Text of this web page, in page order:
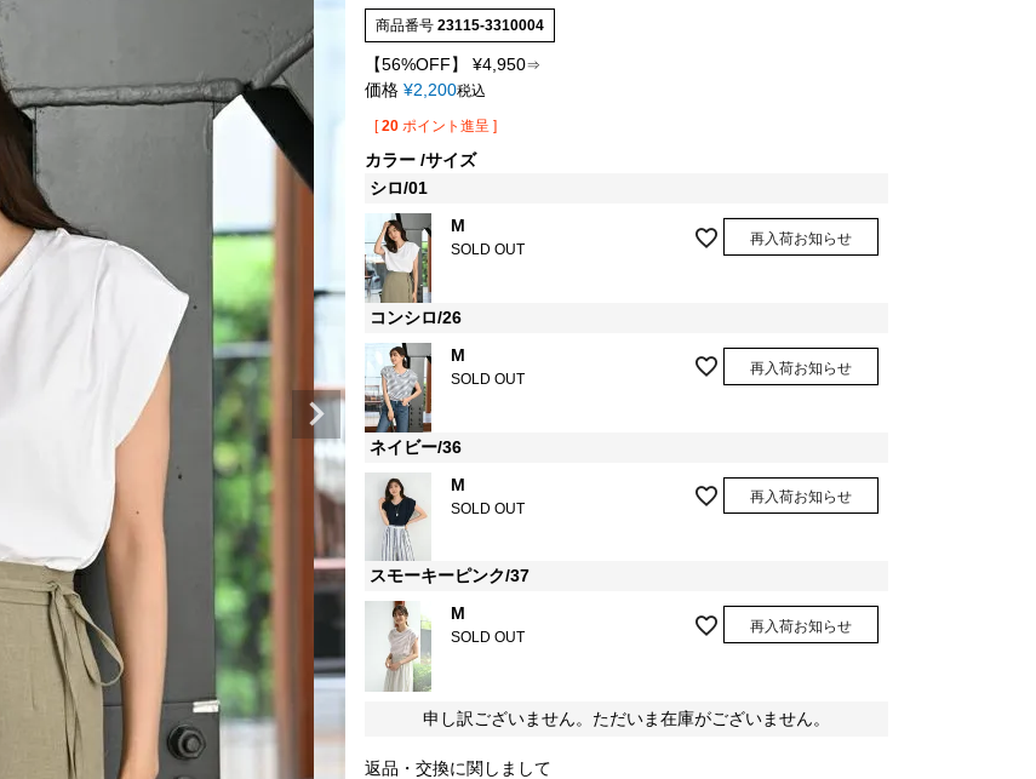
商品番号 23115-3310004
【56%OFF】 ¥4,950⇒
価格 ¥2,200税込
[ 20 ポイント進呈 ]
カラー サイズ
シロ/01
M
SOLD OUT
再入荷お知らせ
コンシロ/26
M
SOLD OUT
再入荷お知らせ
ネイビー/36
M
SOLD OUT
再入荷お知らせ
スモーキーピンク/37
M
SOLD OUT
再入荷お知らせ
申し訳ございません。ただいま在庫がございません。
返品・交換に関しまして